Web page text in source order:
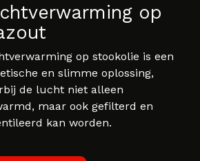
op
op stookolie is een
en slimme oplossing,
de lucht niet alleen
maar ook gefilterd en
kan worden.